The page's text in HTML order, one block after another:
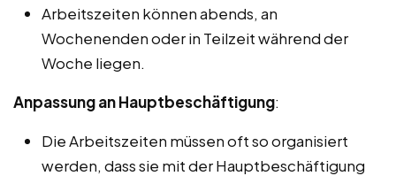
Arbeitszeiten können abends, an
Wochenenden oder in Teilzeit während der
Woche liegen.
Anpassung an Hauptbeschäftigung:
Die Arbeitszeiten müssen oft so organisiert
werden, dass sie mit der Hauptbeschäftigung